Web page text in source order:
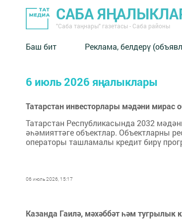
САБА
"Саба таңнары" газетасы - Саба районы
Баш бит Реклама, белдерү
6 июль 2026 яңалыклары
Татарстан инвесторлары мәдәни мирас
Татарстан Республикасында 2032
әһәмияттәге объектлар. Объектларны
операторы ташламалы кредит бирү
06 июль 2026, 15:17
Казанда Гаилә, мәхәббәт һәм тугрылык